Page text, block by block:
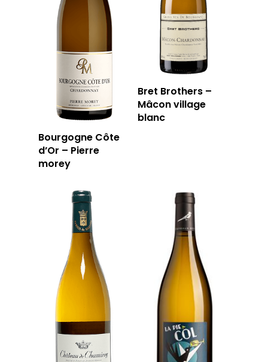
Bourgogne Côte
d’Or – Pierre
morey
Bret Brothers –
Mâcon village
blanc